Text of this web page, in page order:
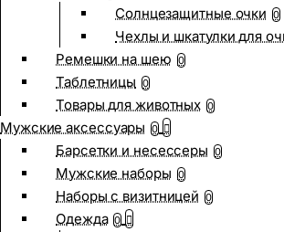
Солнцезащитные очки 0
Чехлы и шкатулки для
Ремешки на шею 0
Таблетницы 0
Товары для животных 0
Мужские аксессуары 0
Барсетки и несессеры 0
Мужские наборы 0
Наборы с визитницей 0
Одежда 0